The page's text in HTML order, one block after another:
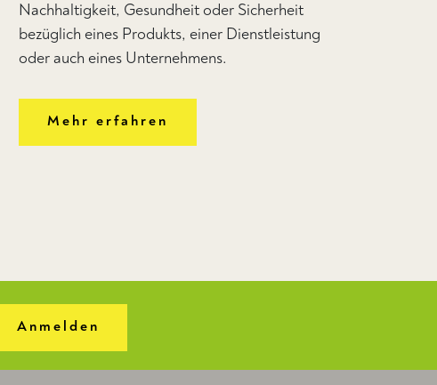
Nachhaltigkeit, Gesundheit oder Sicherheit
bezüglich eines Produkts, einer Dienstleistung
oder auch eines Unternehmens.
Mehr erfahren
Anmelden